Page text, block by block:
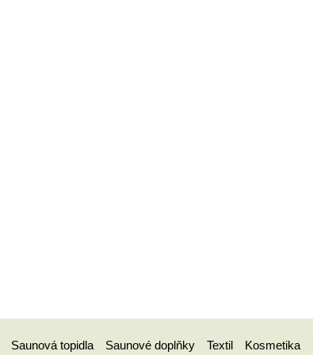
Saunová topidla Saunové doplňky Textil Kosmetika